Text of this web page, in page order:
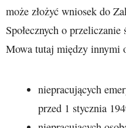
może złożyć wniosek do
Społecznych o
Mowa tutaj między innymi
niepracujących
przed 1 stycznia